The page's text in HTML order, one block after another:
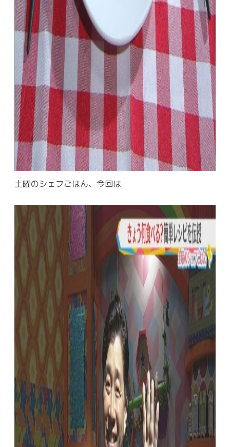
土曜のシェフごはん、今回は